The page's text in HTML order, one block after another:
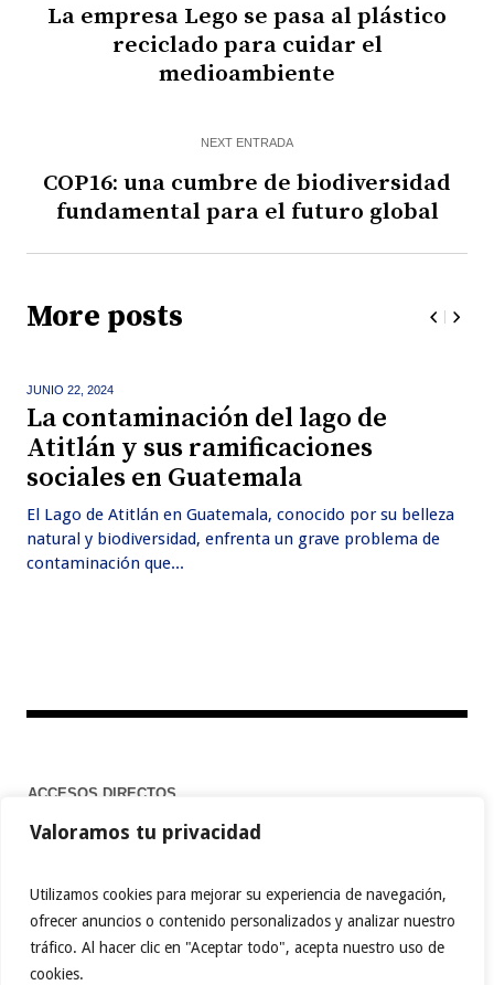
Valoramos tu privacidad
Utilizamos cookies para mejorar su experiencia de navegación,
ofrecer anuncios o contenido personalizados y analizar nuestro
tráfico. Al hacer clic en "Aceptar todo", acepta nuestro uso de
cookies.
La empresa Lego se pasa al plástico
reciclado para cuidar el
medioambiente
NEXT ENTRADA
COP16: una cumbre de biodiversidad
fundamental para el futuro global
More posts
JUNIO 22,2024
La contaminación del lago de
Atitlán y sus ramificaciones
sociales en Guatemala
El Lago de Atitlán en Guatemala, conocido por su belleza
natural y biodiversidad, enfrenta un grave problema de
contaminación que...
ACCESOS DIRECTOS
Home